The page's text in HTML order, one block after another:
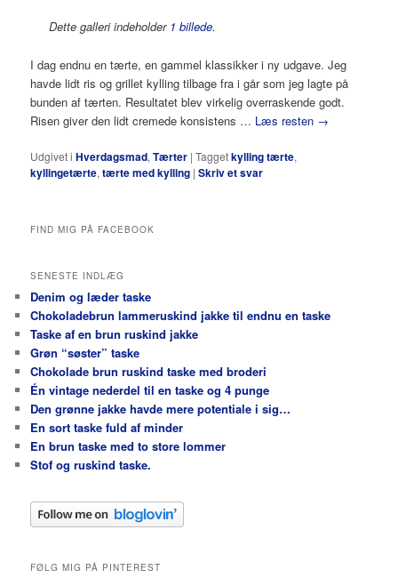
Dette galleri indeholder 1 billede.
I dag endnu en tærte, en gammel klassikker i ny udgave. Jeg
havde lidt ris og grillet kylling tilbage fra i går som jeg lagte på
bunden af tærten. Resultatet blev virkelig overraskende godt.
Risen giver den lidt cremede konsistens … Læs resten →
Udgivet i Hverdagsmad,Tærter |Taggetkylling tærte,
kyllingetærte,tærte med kylling |Skriv et svar
FIND MIG PÅ FACEBOOK
SENESTE INDLÆG
Denim og læder taske
Chokoladebrun lammeruskind jakke til endnu en taske
Taske af en brun ruskind jakke
Grøn “søster” taske
Chokolade brun ruskind taske med broderi
Én vintage nederdel til en taske og 4 punge
Den grønne jakke havde mere potentiale i sig…
En sort taske fuld af minder
En brun taske med to store lommer
Stof og ruskind taske.
FØLG MIG PÅ PINTEREST